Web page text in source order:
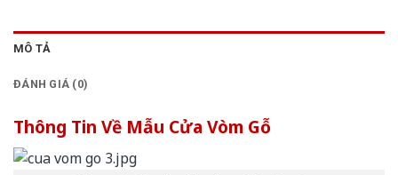
MÔ TẢ
ĐÁNH GIÁ (0)
Thông Tin Về Mẫu Cửa Vòm Gỗ